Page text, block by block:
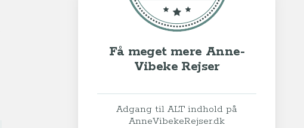
Få meget mere Anne-
Vibeke Rejser
Adgang til ALT indhold på
AnneVibekeRejser.dk